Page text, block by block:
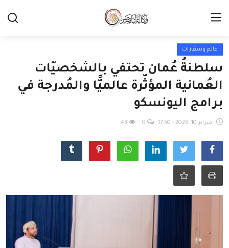
عالم وسفارات
سلطنةُ عُمان تحتفي بالشخصيّات
العُمانية المؤثّرة عالميًّا والمُدرجة في
برامج اليونسكو
فبراير 10, 2026 - 17:50